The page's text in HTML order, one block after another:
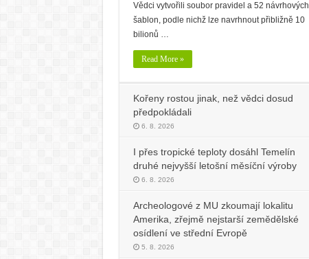
Vědci vytvořili soubor pravidel a 52 návrhových
šablon, podle nichž lze navrhnout přibližně 10
bilionů …
Read More »
Kořeny rostou jinak, než vědci dosud
předpokládali
6. 8. 2026
I přes tropické teploty dosáhl Temelín
druhé nejvyšší letošní měsíční výroby
6. 8. 2026
Archeologové z MU zkoumají lokalitu
Amerika, zřejmě nejstarší zemědělské
osídlení ve střední Evropě
5. 8. 2026